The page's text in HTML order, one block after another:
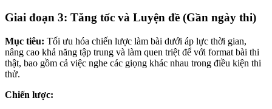
Giai đoạn 3: Tăng tốc và Luyện đề (Gần ngày thi)
Mục tiêu: Tối ưu hóa chiến lược làm bài dưới áp lực thời gian,
nâng cao khả năng tập trung và làm quen triệt để với format bài thi
thật, bao gồm cả việc nghe các giọng khác nhau trong điều kiện thi
thử.
Chiến lược: